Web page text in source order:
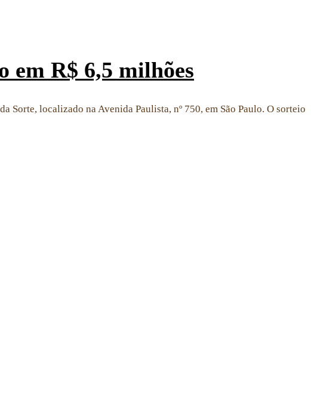
em R$ 6,5 milhões
Sorte, localizado na Avenida Paulista, nº 750, em São Paulo. O sorteio